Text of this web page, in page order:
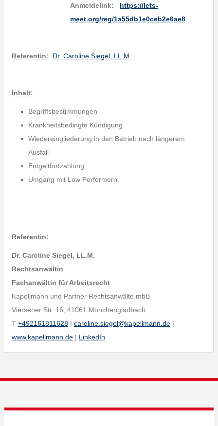
Anmeldelink:
https://lets-
meet.org/reg/1a55db1e0ceb2e6ae8
Referentin: Dr. Caroline Siegel, LL.M.
Inhalt:
Begriffsbestimmungen
Krankheitsbedingte Kündigung
Wiedereingliederung in den Betrieb nach längerem
Ausfall
Entgeltfortzahlung
Umgang mit Low Performern.
Referentin:
Dr. Caroline Siegel, LL.M.
Rechtsanwältin
Fachanwältin für Arbeitsrecht
Kapellmann und Partner Rechtsanwälte mbB
Viersener Str. 16, 41061 Mönchengladbach
T +492161811628| caroline.siegel@kapellmann.de|
www.kapellmann.de| LinkedIn